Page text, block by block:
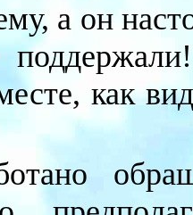
а он
как